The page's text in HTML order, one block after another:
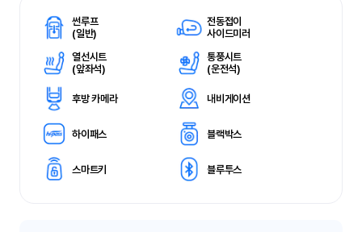
썬루프
(일반)
전동접이
사이드미러
열선시트
(앞좌석)
통풍시트
(운전석)
후방 카메라 내비게이션
하이패스 블랙박스
스마트키 블루투스